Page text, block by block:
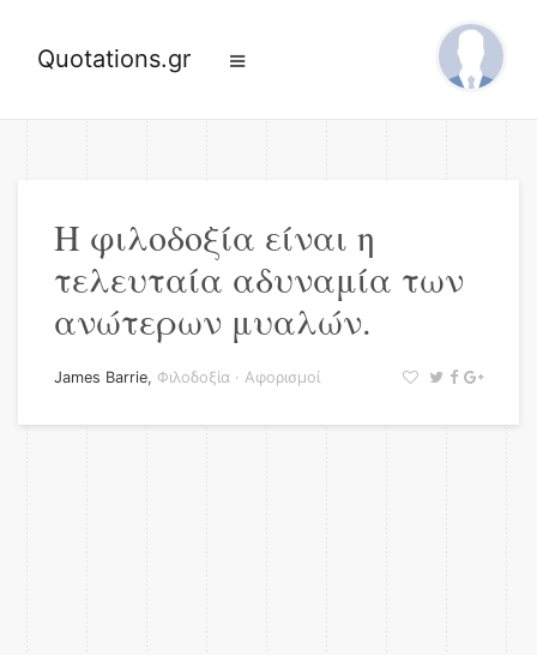
Quotations.gr
Η φιλοδοξία είναι η
τελευταία αδυναμία των
ανώτερων μυαλών.
James Barrie, Φιλοδοξία · Αφορισμοί